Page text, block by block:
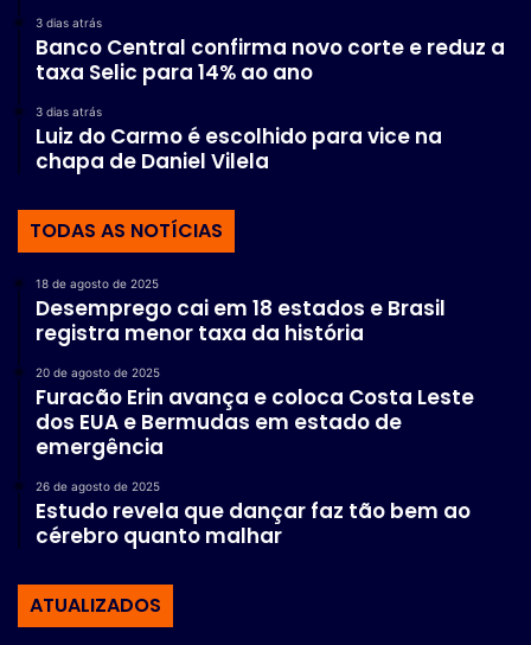
3 dias atrás
Banco Central confirma novo corte e reduz a
taxa Selic para 14% ao ano
3 dias atrás
Luiz do Carmo é escolhido para vice na
chapa de Daniel Vilela
TODAS AS NOTÍCIAS
18 de agosto de 2025
Desemprego cai em 18 estados e Brasil
registra menor taxa da história
20 de agosto de 2025
Furacão Erin avança e coloca Costa Leste
dos EUA e Bermudas em estado de
emergência
26 de agosto de 2025
Estudo revela que dançar faz tão bem ao
cérebro quanto malhar
ATUALIZADOS